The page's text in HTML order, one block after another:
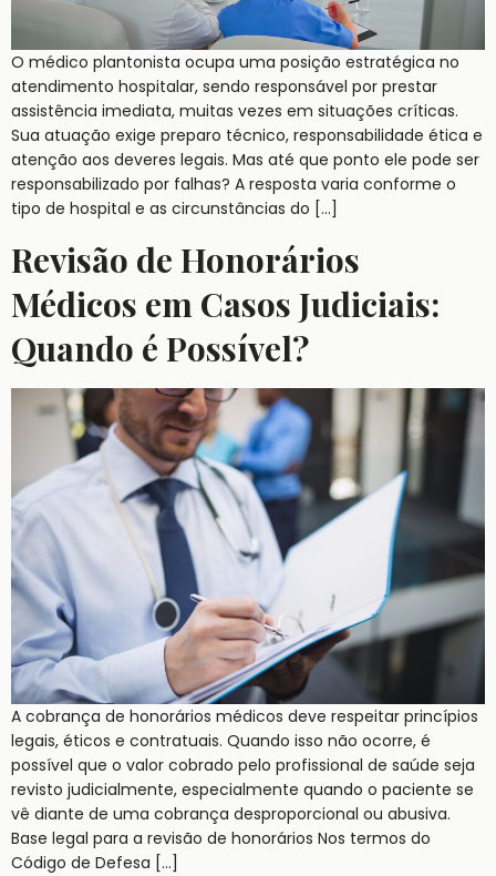
O médico plantonista ocupa uma posição estratégica no
atendimento hospitalar, sendo responsável por prestar
assistência imediata, muitas vezes em situações críticas.
Sua atuação exige preparo técnico, responsabilidade ética e
atenção aos deveres legais. Mas até que ponto ele pode ser
responsabilizado por falhas? A resposta varia conforme o
tipo de hospital e as circunstâncias do […]
Revisão de Honorários
Médicos em Casos Judiciais:
Quando é Possível?
A cobrança de honorários médicos deve respeitar princípios
legais, éticos e contratuais. Quando isso não ocorre, é
possível que o valor cobrado pelo profissional de saúde seja
revisto judicialmente, especialmente quando o paciente se
vê diante de uma cobrança desproporcional ou abusiva.
Base legal para a revisão de honorários Nos termos do
Código de Defesa […]